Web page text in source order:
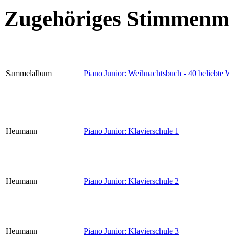
Zugehöriges
Sammelalbum Piano Junior: Weihnachtsbuch - 40 beliebte
Heumann Piano Junior: Klavierschule 1
Heumann Piano Junior: Klavierschule 2
Heumann Piano Junior: Klavierschule 3